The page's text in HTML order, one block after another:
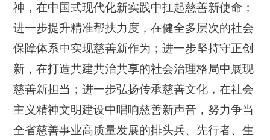
神，在中国式现代化新实践中扛起慈善新使命；
进一步提升精准帮扶力度，在健全多层次的社会
保障体系中实现慈善新作为；进一步坚持守正创
新，在打造共建共治共享的社会治理格局中展现
慈善新担当；进一步弘扬传承慈善文化，在社会
主义精神文明建设中唱响慈善新声音，努力争当
全省慈善事业高质量发展的排头兵、先行者、生